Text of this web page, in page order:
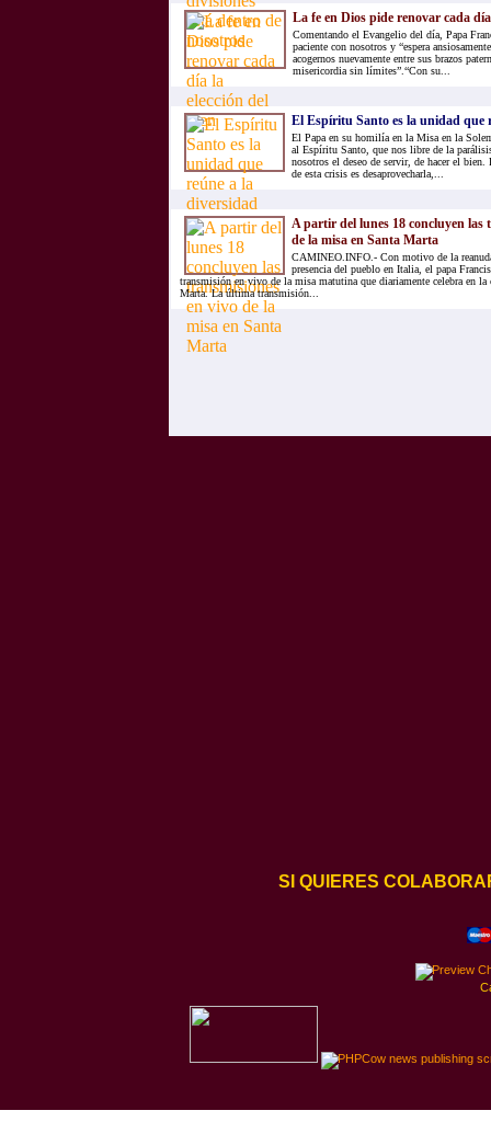
La fe en Dios pide renovar cada
Comentando el Evangelio del día, Papa
paciente con nosotros y “espera
acogernos nuevamente entre sus brazos
misericordia sin límites”.“Con su...
El Espíritu Santo es la unidad que
El Papa en su homilía en la Misa en la
al Espíritu Santo, que nos libre de la
nosotros el deseo de servir, de hacer el
de esta crisis es desaprovecharla,...
A partir del lunes 18 concluyen las
de la misa en Santa Marta
CAMINEO.INFO.- Con motivo de la
presencia del pueblo en Italia, el papa
transmisión en vivo de la misa matutina que diariamente celebra en la
Marta. La última transmisión...
SI QUIERES